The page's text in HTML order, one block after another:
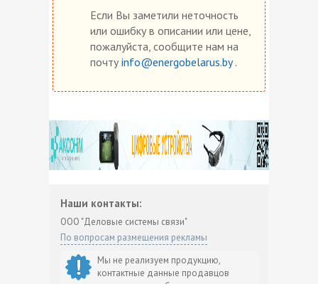
Если Вы заметили неточность
или ошибку в описании или цене,
пожалуйста, сообщите нам на
почту info@energobelarus.by.
Наши контакты:
ООО "Деловые системы связи"
По вопросам размещения рекламы
Мы не реализуем продукцию,
контактные данные продавцов